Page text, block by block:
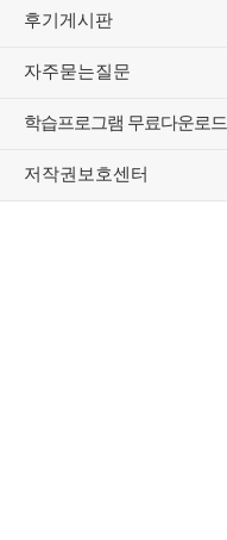
후기게시판
자주묻는질문
학습프로그램 무료다운로드
저작권보호센터